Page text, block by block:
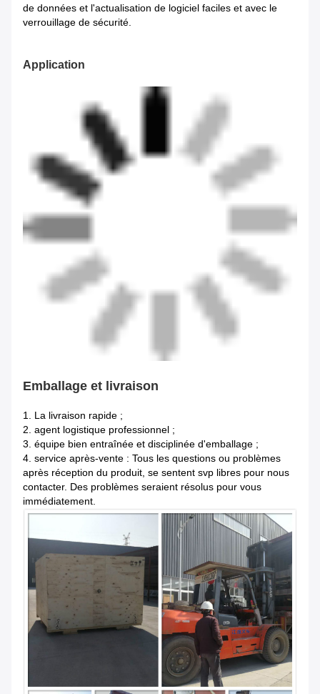
de données et l'actualisation de logiciel faciles et avec le
verrouillage de sécurité.
Application
Emballage et livraison
1. La livraison rapide ;
2. agent logistique professionnel ;
3. équipe bien entraînée et disciplinée d'emballage ;
4. service après-vente : Tous les questions ou problèmes
après réception du produit, se sentent svp libres pour nous
contacter. Des problèmes seraient résolus pour vous
immédiatement.